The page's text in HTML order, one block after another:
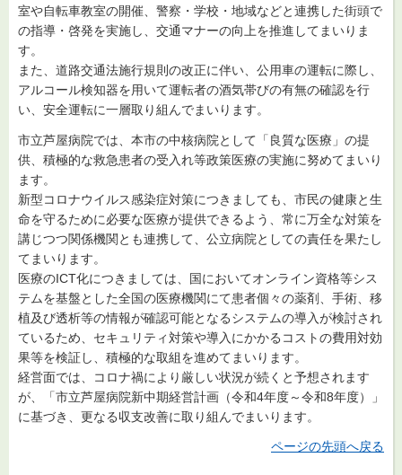
室や自転車教室の開催、警察・学校・地域などと連携した街頭で
の指導・啓発を実施し、交通マナーの向上を推進してまいりま
す。
また、道路交通法施行規則の改正に伴い、公用車の運転に際し、
アルコール検知器を用いて運転者の酒気帯びの有無の確認を行
い、安全運転に一層取り組んでまいります。
市立芦屋病院では、本市の中核病院として「良質な医療」の提
供、積極的な救急患者の受入れ等政策医療の実施に努めてまいり
ます。
新型コロナウイルス感染症対策につきましても、市民の健康と生
命を守るために必要な医療が提供できるよう、常に万全な対策を
講じつつ関係機関とも連携して、公立病院としての責任を果たし
てまいります。
医療のICT化につきましては、国においてオンライン資格等シス
テムを基盤とした全国の医療機関にて患者個々の薬剤、手術、移
植及び透析等の情報が確認可能となるシステムの導入が検討され
ているため、セキュリティ対策や導入にかかるコストの費用対効
果等を検証し、積極的な取組を進めてまいります。
経営面では、コロナ禍により厳しい状況が続くと予想されます
が、「市立芦屋病院新中期経営計画（令和4年度～令和8年度）」
に基づき、更なる収支改善に取り組んでまいります。
ページの先頭へ戻る